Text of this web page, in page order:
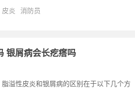
皮炎 消防员
银屑病会长疙瘩吗
溢性皮炎和银屑病的区别在于以下几个方